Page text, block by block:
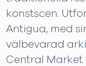
konstscen.
Antigua, med
välbevarad
Central